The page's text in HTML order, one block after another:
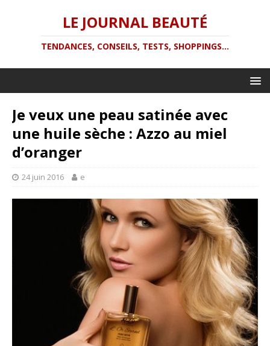
LE JOURNAL BEAUTÉ
TENDANCES, CONSEILS, TESTS, SHOPPINGS...
Je veux une peau satinée avec
une huile sèche : Azzo au miel
d’oranger
24 juin 2016 e